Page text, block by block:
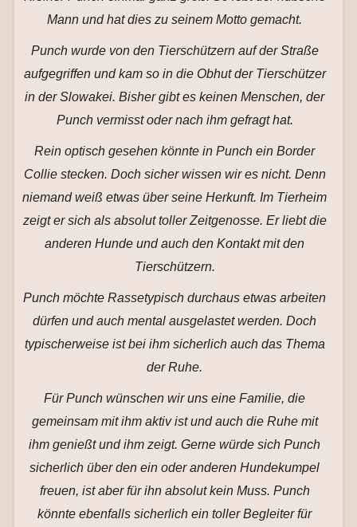
Mann und hat dies zu seinem Motto gemacht.
Punch wurde von den Tierschützern auf der Straße
aufgegriffen und kam so in die Obhut der Tierschützer
in der Slowakei. Bisher gibt es keinen Menschen, der
Punch vermisst oder nach ihm gefragt hat.
Rein optisch gesehen könnte in Punch ein Border
Collie stecken. Doch sicher wissen wir es nicht. Denn
niemand weiß etwas über seine Herkunft. Im Tierheim
zeigt er sich als absolut toller Zeitgenosse. Er liebt die
anderen Hunde und auch den Kontakt mit den
Tierschützern.
Punch möchte Rassetypisch durchaus etwas arbeiten
dürfen und auch mental ausgelastet werden. Doch
typischerweise ist bei ihm sicherlich auch das Thema
der Ruhe.
Für Punch wünschen wir uns eine Familie, die
gemeinsam mit ihm aktiv ist und auch die Ruhe mit
ihm genießt und ihm zeigt. Gerne würde sich Punch
sicherlich über den ein oder anderen Hundekumpel
freuen, ist aber für ihn absolut kein Muss. Punch
könnte ebenfalls sicherlich ein toller Begleiter für